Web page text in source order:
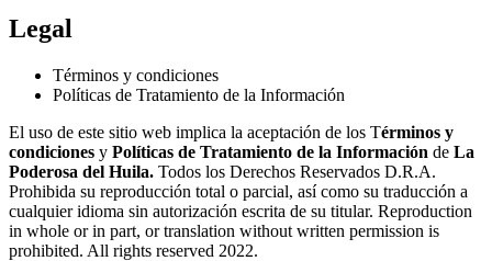
Legal
Términos y condiciones
Políticas de Tratamiento de la Información
El uso de este sitio web implica la aceptación de los Términos y
condiciones y Políticas de Tratamiento de la Información de La
Poderosa del Huila. Todos los Derechos Reservados D.R.A.
Prohibida su reproducción total o parcial, así como su traducción a
cualquier idioma sin autorización escrita de su titular. Reproduction
in whole or in part, or translation without written permission is
prohibited. All rights reserved 2022.